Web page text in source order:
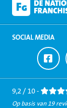
SOCIAL MEDIA
Ga
naar
9,2 / 10 -
Op basis van 19